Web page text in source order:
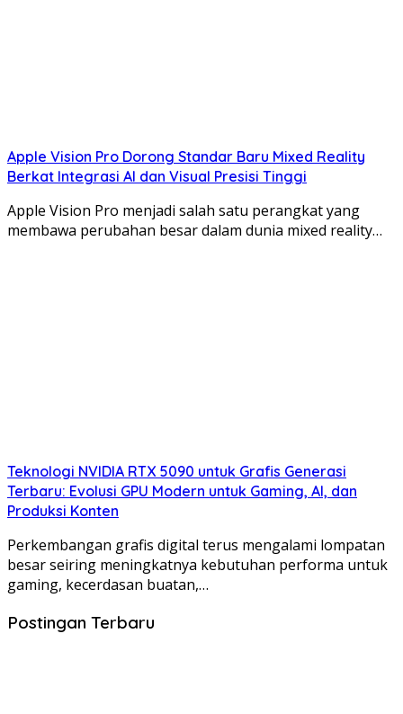
Apple Vision Pro Dorong Standar Baru Mixed Reality
Berkat Integrasi AI dan Visual Presisi Tinggi
Apple Vision Pro menjadi salah satu perangkat yang
membawa perubahan besar dalam dunia mixed reality…
Teknologi NVIDIA RTX 5090 untuk Grafis Generasi
Terbaru: Evolusi GPU Modern untuk Gaming, AI, dan
Produksi Konten
Perkembangan grafis digital terus mengalami lompatan
besar seiring meningkatnya kebutuhan performa untuk
gaming, kecerdasan buatan,…
Postingan Terbaru